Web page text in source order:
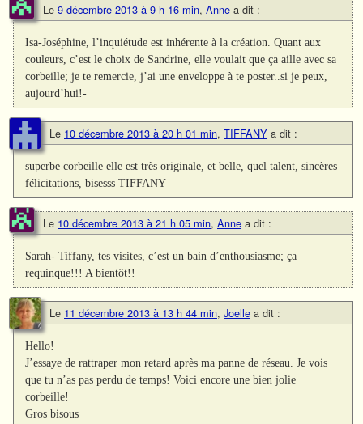
Le 9 décembre 2013 à 9 h 16 min, Anne a dit :
Isa-Joséphine, l’inquiétude est inhérente à la création. Quant aux
couleurs, c’est le choix de Sandrine, elle voulait que ça aille avec sa
corbeille; je te remercie, j’ai une enveloppe à te poster..si je peux,
aujourd’hui!-
Le 10 décembre 2013 à 20 h 01 min, TIFFANY a dit :
superbe corbeille elle est très originale, et belle, quel talent, sincères
félicitations, bisesss TIFFANY
Le 10 décembre 2013 à 21 h 05 min, Anne a dit :
Sarah- Tiffany, tes visites, c’est un bain d’enthousiasme; ça
requinque!!! A bientôt!!
Le 11 décembre 2013 à 13 h 44 min, Joelle a dit :
Hello!
J’essaye de rattraper mon retard après ma panne de réseau. Je vois
que tu n’as pas perdu de temps! Voici encore une bien jolie
corbeille!
Gros bisous